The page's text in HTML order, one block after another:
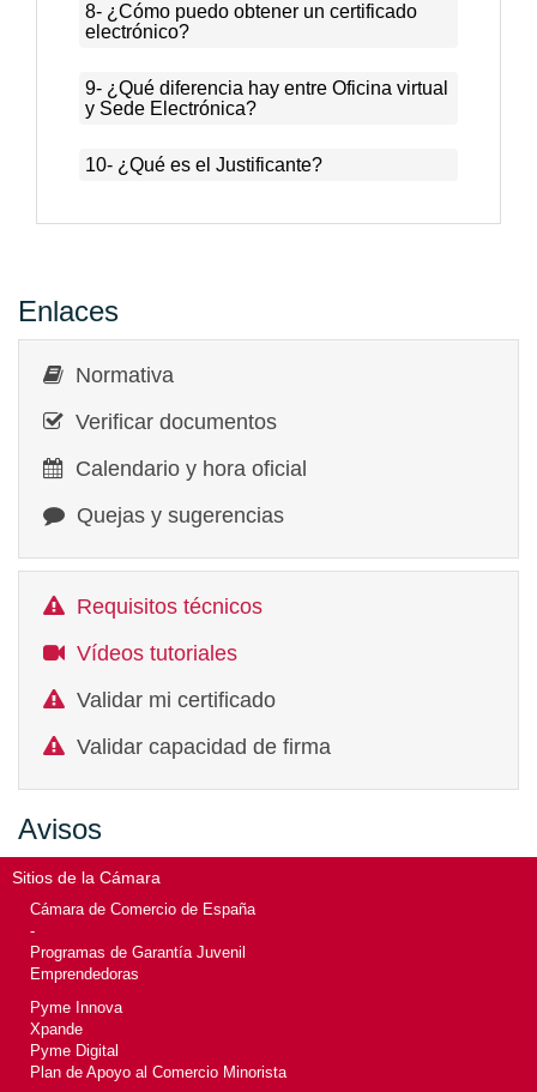
8- ¿Cómo puedo obtener un certificado
electrónico?
9- ¿Qué diferencia hay entre Oficina virtual
y Sede Electrónica?
10- ¿Qué es el Justificante?
Enlaces
Normativa
Verificar documentos
Calendario y hora oficial
Quejas y sugerencias
Requisitos técnicos
Vídeos tutoriales
Validar mi certificado
Validar capacidad de firma
Avisos
Sitios de la Cámara
Cámara de Comercio de España
-
Programas de Garantía Juvenil
Emprendedoras
Pyme Innova
Xpande
Pyme Digital
Plan de Apoyo al Comercio Minorista